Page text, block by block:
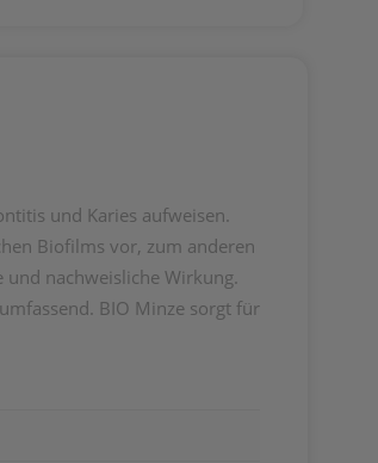
und Karies aufweisen.
Biofilms vor, zum anderen
nachweisliche Wirkung.
BIO Minze sorgt für